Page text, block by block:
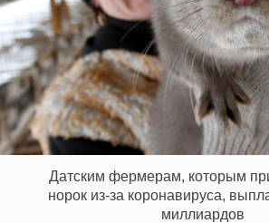
Датским фермерам, которым
норок из-за коронавируса,
миллиардов